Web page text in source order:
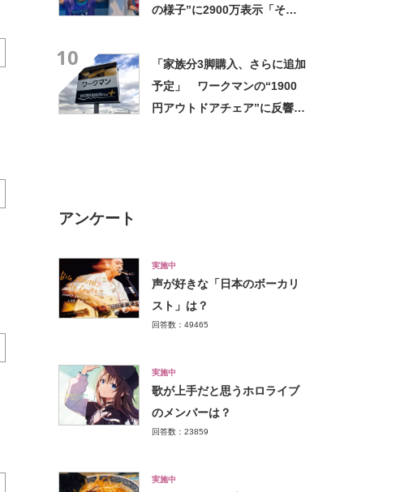
の様子”に2900万表示「そう
10
「家族分3脚購入、さらに追加
予定」 ワークマンの“1900
円アウトドアチェア”に反響
アンケート
実施中
声が好きな「日本のボーカリ
スト」は？
回答数：49465
実施中
歌が上手だと思うホロライブ
のメンバーは？
回答数：23859
実施中